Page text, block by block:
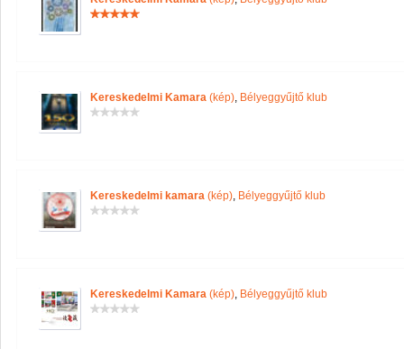
Kereskedelmi Kamara (kép), Bélyeggyűjtő klub
Kereskedelmi kamara (kép), Bélyeggyűjtő klub
Kereskedelmi Kamara (kép), Bélyeggyűjtő klub